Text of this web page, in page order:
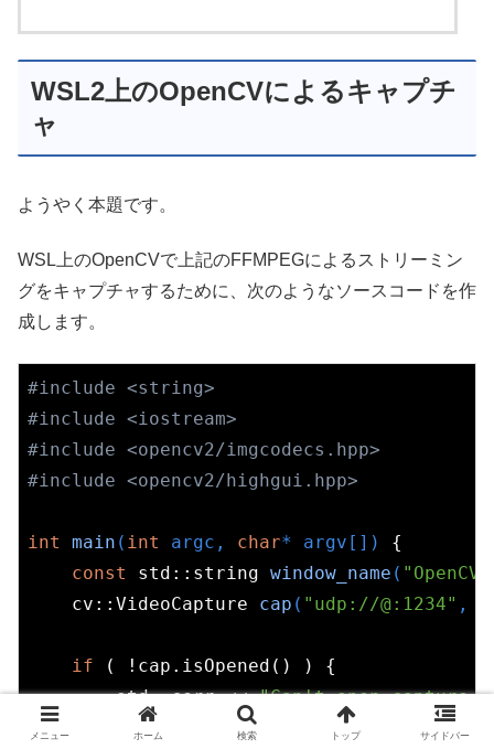
WSL2上のOpenCVによるキャプチ
ャ
ようやく本題です。
WSL上のOpenCVで上記のFFMPEGによるストリーミン
グをキャプチャするために、次のようなソースコードを作
成します。
#include <string>
#include <iostream>
#include <opencv2/imgcodecs.hpp>
#include <opencv2/highgui.hpp>
int main ( int argc, char* argv[])
{
const
std :: string window_name ( "OpenCV
    cv::
VideoCapture cap ( "udp://@:1234" ,
if ( !cap.isOpened() ) {
std::cerr << "Can't open capture
return
メニュー ホーム 検索 トップ サイドバー